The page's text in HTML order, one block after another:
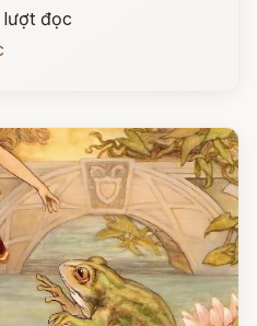
lượt đọc